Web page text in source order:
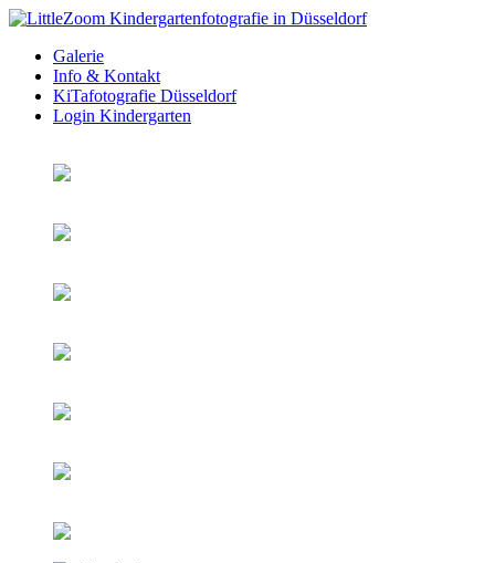
Galerie
Info & Kontakt
KiTafotografie Düsseldorf
Login Kindergarten